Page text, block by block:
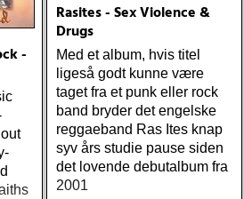
JAYHAWKS:
-
Rasites - Sex Violence &
Drugs
Med et album, hvis titel
ligeså godt kunne være
taget fra et punk eller rock
band bryder det engelske
reggaeband Ras Ites knap
syv års studie pause siden
det lovende debutalbum fra
2001